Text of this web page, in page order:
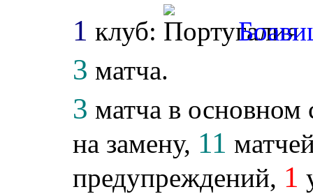
1 клуб:
3 матча.
3 матча в основном
на замену, 11
предупреждений, 1